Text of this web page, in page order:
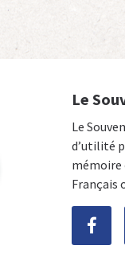
Le
Le
d’utilité
mémoire
Français